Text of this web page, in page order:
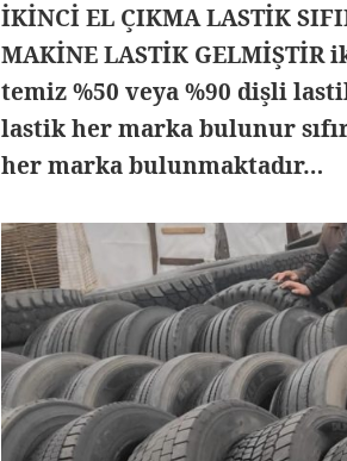
İKİNCİ EL ÇIKMA LASTİK
MAKİNE LASTİK GELMİŞTİR
temiz %50 veya %90 dişli
lastik her marka bulunur
her marka bulunmaktadır…